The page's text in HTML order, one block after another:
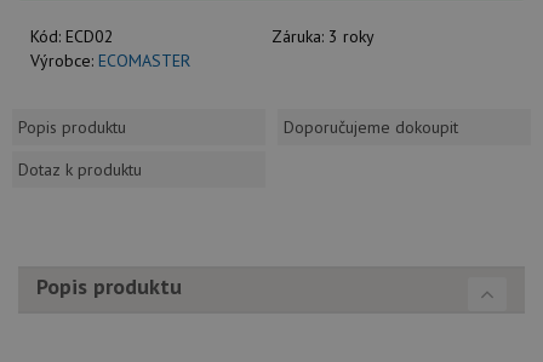
Kód: ECD02 Záruka: 3 roky
Výrobce: ECOMASTER
Popis produktu
Doporučujeme dokoupit
Dotaz k produktu
Popis produktu